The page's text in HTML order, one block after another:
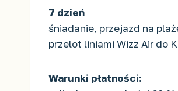
7 dzień
śniadanie, przejazd na
przelot liniami Wizz Air do
Warunki płatności: